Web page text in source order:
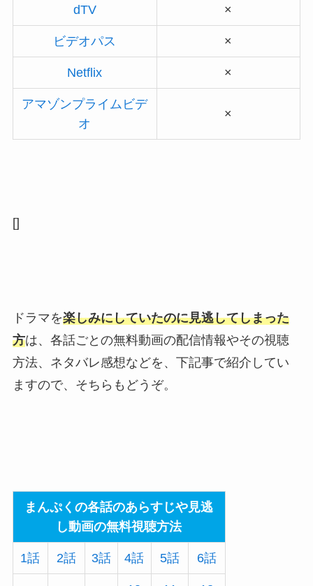
dTV ×
ビデオパス ×
Netflix ×
アマゾンプライムビデ
オ
×
[]
ドラマを楽しみにしていたのに見逃してしまった
方は、各話ごとの無料動画の配信情報やその視聴
方法、ネタバレ感想などを、下記事で紹介してい
ますので、そちらもどうぞ。
まんぷくの各話のあらすじや見逃
し動画の無料視聴方法
1話 2話 3話 4話 5話 6話